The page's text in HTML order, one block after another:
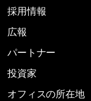
採用情報
広報
パートナー
投資家
オフィスの所在地